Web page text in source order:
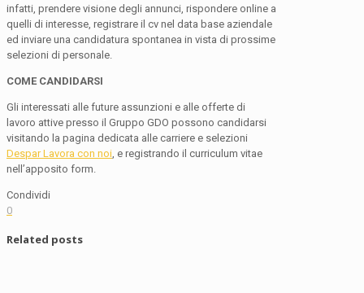
infatti, prendere visione degli annunci, rispondere online a
quelli di interesse, registrare il cv nel data base aziendale
ed inviare una candidatura spontanea in vista di prossime
selezioni di personale.
COME CANDIDARSI
Gli interessati alle future assunzioni e alle offerte di
lavoro attive presso il Gruppo GDO possono candidarsi
visitando la pagina dedicata alle carriere e selezioni
Despar Lavora con noi , e registrando il curriculum vitae
nell’apposito form.
Condividi
0
Related posts